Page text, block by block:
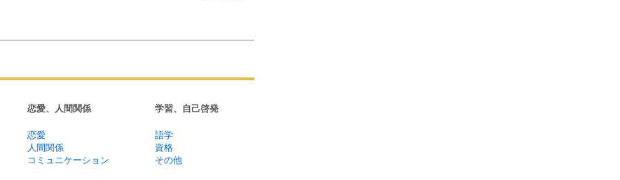
恋愛、人間関係
学習、自己啓発
恋愛
人間関係
コミュニケーション
語学
資格
その他